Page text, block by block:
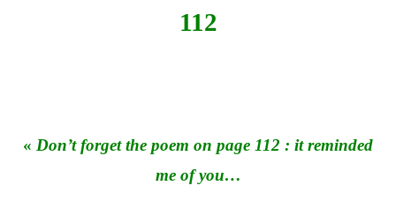
112
« Don’t forget the poem on page 112 : it reminded
me of you…